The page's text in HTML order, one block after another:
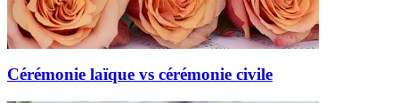
Cérémonie laïque vs cérémonie civile